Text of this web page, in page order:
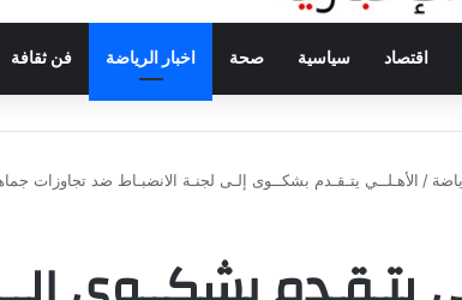
اقتصاد سياسية صحة اخبار الرياضة فن ثقافة
/ الأهـلــي يتـقـدم بشكــوى إلـى لجنـة الانضبـاط ضد تجاوزات